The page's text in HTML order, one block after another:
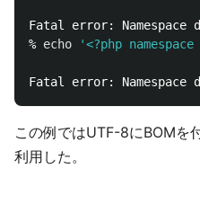
Fatal error:
% echo '<?php
Fatal error:
この例ではUTF-8にBOMを
利用した。